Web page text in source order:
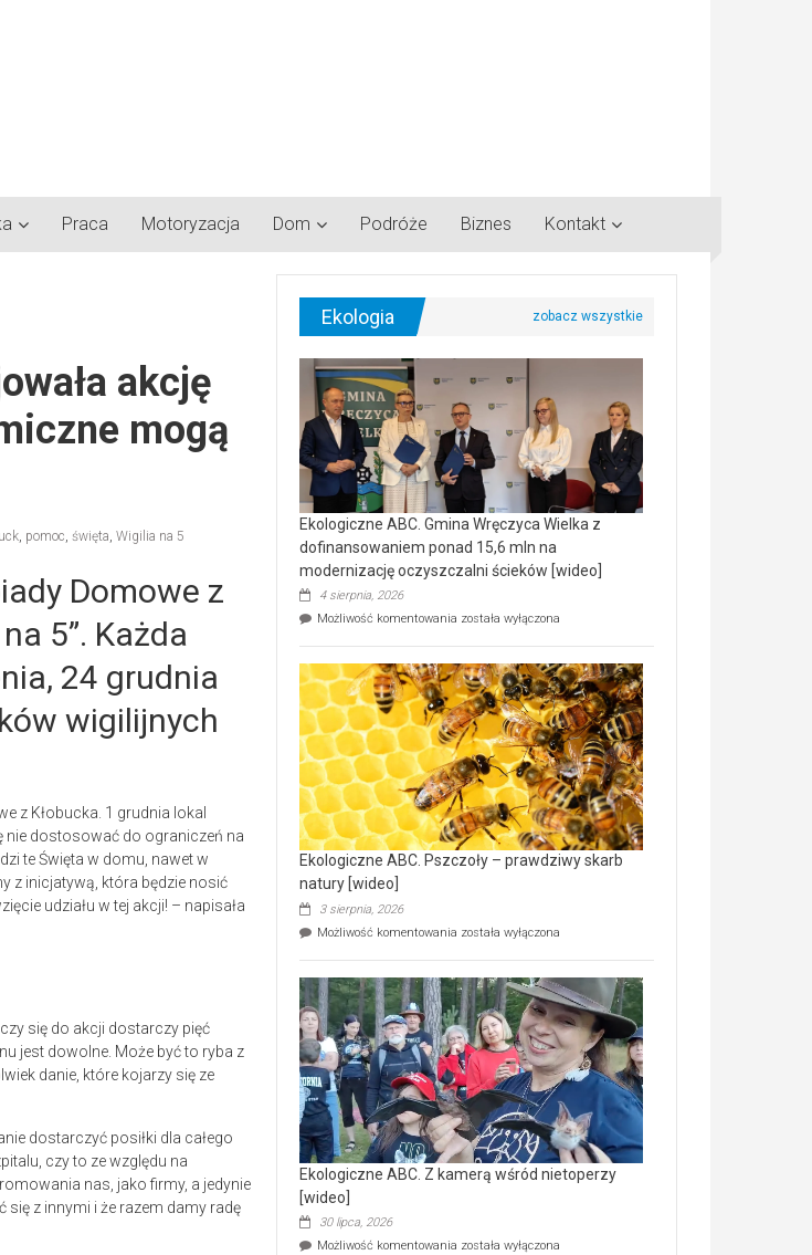
Praca Motoryzacja Dom Podróże Biznes Kontakt
akcję
mogą
, pomoc, święta, Wigilia na 5
Domowe z
5”. Każda
24 grudnia
wigilijnych
z Kłobucka. 1 grudnia lokal
nie dostosować do ograniczeń na
te Święta w domu, nawet w
z inicjatywą, która będzie nosić
udziału w tej akcji! – napisała
się do akcji dostarczy pięć
jest dowolne. Może być to ryba z
danie, które kojarzy się ze
dostarczyć posiłki dla całego
czy to ze względu na
nas, jako firmy, a jedynie
z innymi i że razem damy radę
Ekologia
Ekologiczne ABC. Gmina Wręczyca Wielka z
dofinansowaniem ponad 15,6 mln na
modernizację oczyszczalni ścieków [wideo]
4 sierpnia, 2026
Możliwość komentowania Ekologiczne
Wręczyca
Wielka
z
dofinansowaniem
ponad
15,6
mln
na
modernizację
oczyszczalni
ścieków
[wideo]
została wyłączona
Ekologiczne ABC. Pszczoły – prawdziwy skarb
natury [wideo]
3 sierpnia, 2026
Możliwość komentowania Ekologiczne
–
prawdziwy
skarb
natury
[wideo]
została wyłączona
Ekologiczne ABC. Z kamerą wśród nietoperzy
[wideo]
30 lipca, 2026
Możliwość komentowania Ekologiczne
została wyłączona